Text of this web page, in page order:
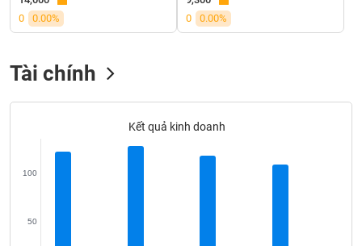
0
0.00%
0
0.00%
Tài chính
Kết quả kinh doanh
50
100
SÓC
SỨC
CHÍNH
CÔNG